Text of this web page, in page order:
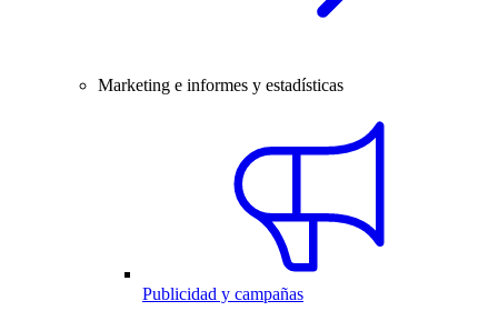
Marketing e informes y estadísticas
Publicidad y campañas